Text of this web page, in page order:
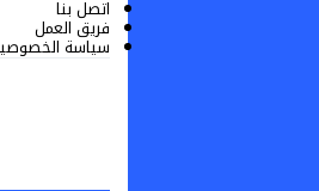
اتصل بنا
فريق العمل
سياسة